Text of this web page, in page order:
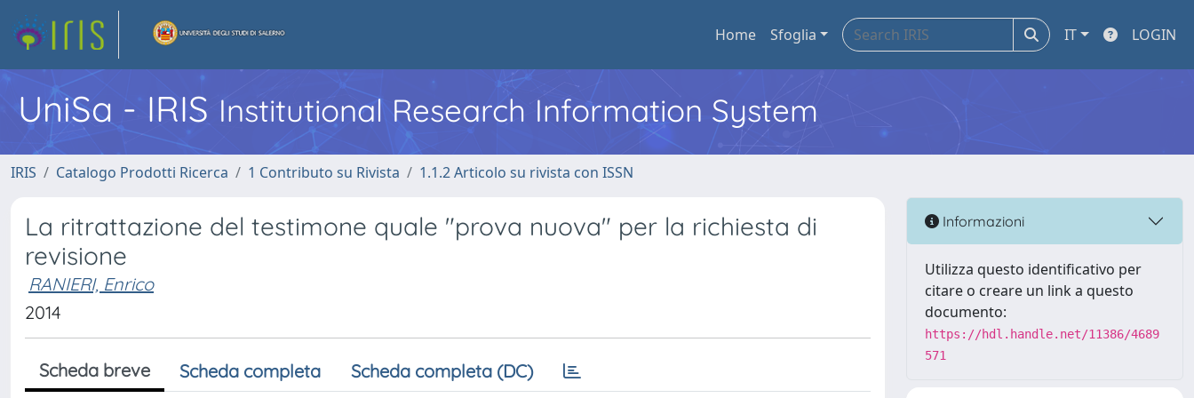
Home Sfoglia IT LOGIN
UniSa - IRIS Institutional Research Information System
IRIS Catalogo Prodotti Ricerca 1 Contributo su Rivista 1.1.2 Articolo su rivista con ISSN
La ritrattazione del testimone quale "prova nuova" per la richiesta di
revisione
RANIERI, Enrico
2014
Scheda breve Scheda completa Scheda completa (DC)
Informazioni
Utilizza questo identificativo per
citare o creare un link a questo
documento:
https://hdl.handle.net/11386/4689
571